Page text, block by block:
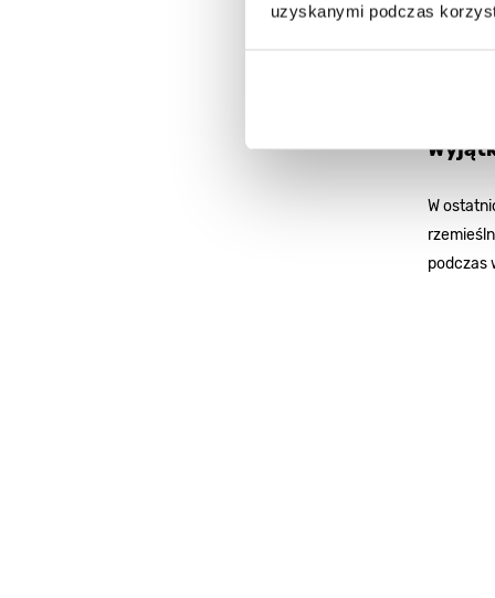
uzyskanymi podczas
W
podczas